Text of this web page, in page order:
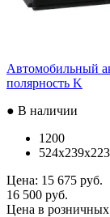
Автомобильный
полярность K
● В наличии
1200
524x239x223
Цена: 15 675 руб.
16 500 руб.
Цена в розничных